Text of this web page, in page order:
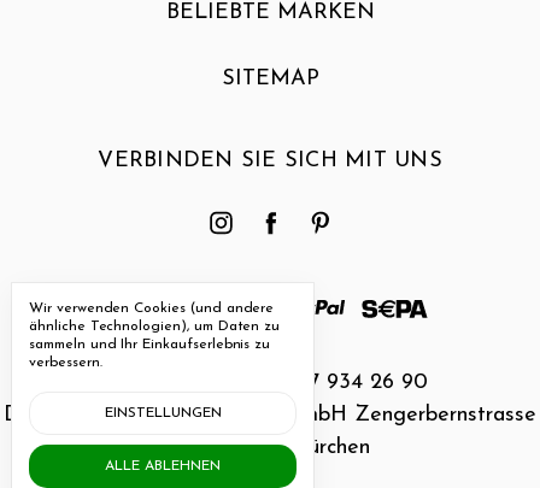
BELIEBTE MARKEN
SITEMAP
VERBINDEN SIE SICH MIT UNS
Rufen Sie uns an 027 934 26 90
Dragee Design - Papierform GmbH Zengerbernstrasse
23 CH-3935 Bürchen
Wir verwenden Cookies (und andere
ähnliche Technologien), um Daten zu
sammeln und Ihr Einkaufserlebnis zu
verbessern.
EINSTELLUNGEN
ALLE ABLEHNEN